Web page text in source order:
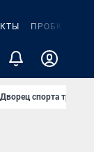
ПРОБКИ
Дворец спорта